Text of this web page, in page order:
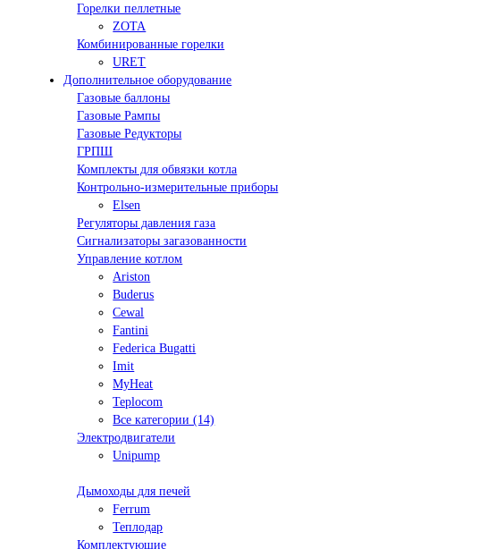
Горелки пеллетные
ZOTA
Комбинированные горелки
URET
Дополнительное оборудование
Газовые баллоны
Газовые Рампы
Газовые Редукторы
ГРПШ
Комплекты для обвязки котла
Контрольно-измерительные приборы
Elsen
Регуляторы давления газа
Сигнализаторы загазованности
Управление котлом
Ariston
Buderus
Cewal
Fantini
Federica Bugatti
Imit
MyHeat
Teplocom
Все категории (14)
Электродвигатели
Unipump
Дымоходы для печей
Ferrum
Теплодар
Комплектующие